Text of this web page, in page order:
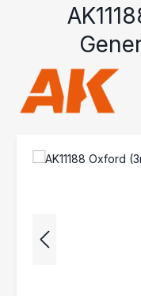
Bildergalerie